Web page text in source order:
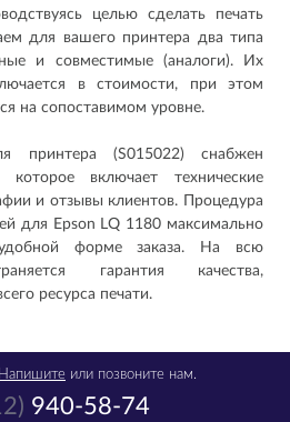
целью сделать печать
для вашего принтера два типа
и совместимые (аналоги). Их
в стоимости, при этом
на сопоставимом уровне.
принтера (S015022) снабжен
включает технические
и отзывы клиентов. Процедура
для Epson LQ 1180 максимально
форме заказа. На всю
гарантия качества,
ресурса печати.
940-58-74
Напишите или позвоните нам.